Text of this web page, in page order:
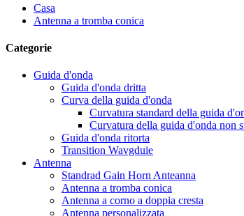
Casa
Antenna a tromba conica
Categorie
Guida d'onda
Guida d'onda dritta
Curva della guida d'onda
Curvatura standard della guida
Curvatura della guida d'onda non
Guida d'onda ritorta
Transition Wavgduie
Antenna
Standrad Gain Horn Anteanna
Antenna a tromba conica
Antenna a corno a doppia cresta
Antenna personalizzata